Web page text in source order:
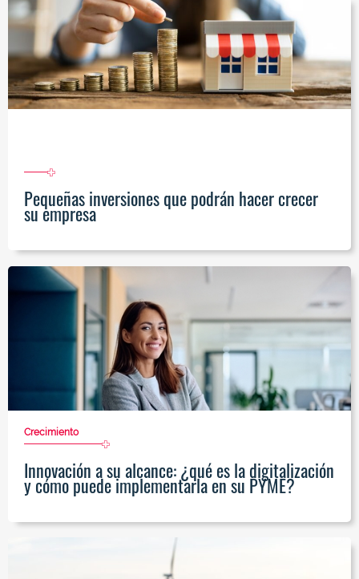
Pequeñas inversiones que podrán hacer crecer
su empresa
Crecimiento
Innovación a su alcance: ¿qué es la digitalización
y cómo puede implementarla en su PYME?